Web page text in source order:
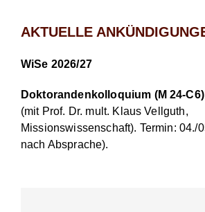
AKTUELLE
WiSe 2026/27
Doktorandenkolloquium (M 24-C6)
(mit Prof. Dr. mult. Klaus Vellguth,
Missionswissenschaft). Termin: 04./
nach Absprache).